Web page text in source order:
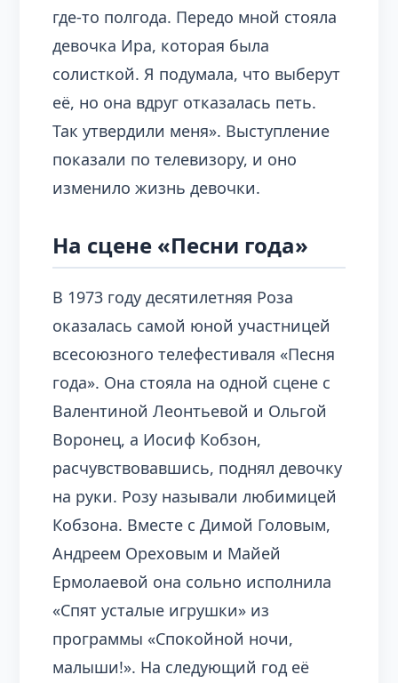
где-то полгода. Передо мной стояла
девочка Ира, которая была
солисткой. Я подумала, что выберут
её, но она вдруг отказалась петь.
Так утвердили меня». Выступление
показали по телевизору, и оно
изменило жизнь девочки.
На сцене «Песни года»
В 1973 году десятилетняя Роза
оказалась самой юной участницей
всесоюзного телефестиваля «Песня
года». Она стояла на одной сцене с
Валентиной Леонтьевой и Ольгой
Воронец, а Иосиф Кобзон,
расчувствовавшись, поднял девочку
на руки. Розу называли любимицей
Кобзона. Вместе с Димой Головым,
Андреем Ореховым и Майей
Ермолаевой она сольно исполнила
«Спят усталые игрушки» из
программы «Спокойной ночи,
малыши!». На следующий год её